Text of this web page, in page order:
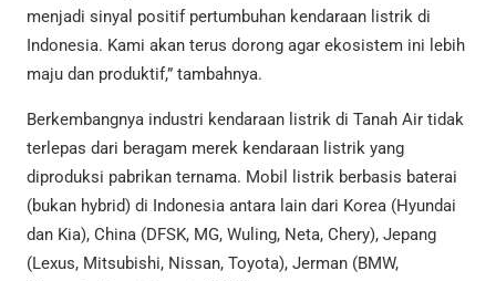
menjadi sinyal positif pertumbuhan kendaraan listrik di
Indonesia. Kami akan terus dorong agar ekosistem ini lebih
maju dan produktif,” tambahnya.
Berkembangnya industri kendaraan listrik di Tanah Air tidak
terlepas dari beragam merek kendaraan listrik yang
diproduksi pabrikan ternama. Mobil listrik berbasis baterai
(bukan hybrid) di Indonesia antara lain dari Korea (Hyundai
dan Kia), China (DFSK, MG, Wuling, Neta, Chery), Jepang
(Lexus, Mitsubishi, Nissan, Toyota), Jerman (BMW,